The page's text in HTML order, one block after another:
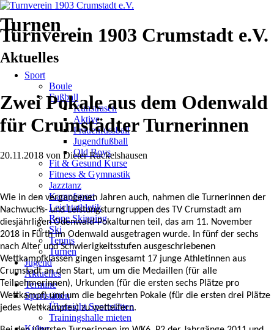
Turnverein 1903 Crumstadt e.V.
Navigation
überspringen
Sport
Boule
Fußball
Kunstrasen
Aktive
Frauenfussball
Jugendfußball
Old Boys
Fit & Gesund Kurse
Fitness & Gymnastik
Jazztanz
Kampfsport
Leichtathletik
Rope Skipping
Ski
Tennis
Turnen
Jugend
Aktuelles
Termine
Sportstätten
Übersicht Sportstätten
Trainingshalle mieten
Turnen
Aktuelles
Zwei Pokale aus dem Odenwald
für Crumstädter Turnerinnen
20.11.2018 von Dieter Ruckelshausen
Wie in den vergangenen Jahren auch, nahmen die Turnerinnen der
Nachwuchs- und Leistungsturngruppen des TV Crumstadt am
diesjährligen Odenwald-Pokalturnen teil, das am 11. November
2018 in Fürth im Odenwald ausgetragen wurde. In fünf der sechs
nach Alter und Schwierigkeitsstufen ausgeschriebenen
Wettkampfklassen gingen insgesamt 17 junge Athletinnen aus
Crumstadt an den Start, um um die Medaillen (für alle
Teilnehmerinnen), Urkunden (für die ersten sechs Plätze pro
Wettkampf) und um die begehrten Pokale (für die ersten drei Plätze
jedes Wettkampfes) zu wetteifern.